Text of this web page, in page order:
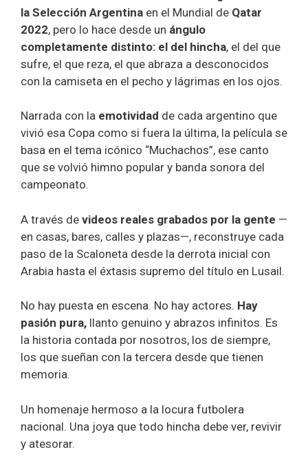
la Selección Argentina en el Mundial de Qatar
2022, pero lo hace desde un ángulo
completamente distinto: el del hincha, el del que
sufre, el que reza, el que abraza a desconocidos
con la camiseta en el pecho y lágrimas en los ojos.
Narrada con la emotividad de cada argentino que
vivió esa Copa como si fuera la última, la película se
basa en el tema icónico “Muchachos”, ese canto
que se volvió himno popular y banda sonora del
campeonato.
A través de videos reales grabados por la gente —
en casas, bares, calles y plazas—, reconstruye cada
paso de la Scaloneta desde la derrota inicial con
Arabia hasta el éxtasis supremo del título en Lusail.
No hay puesta en escena. No hay actores. Hay
pasión pura, llanto genuino y abrazos infinitos. Es
la historia contada por nosotros, los de siempre,
los que sueñan con la tercera desde que tienen
memoria.
Un homenaje hermoso a la locura futbolera
nacional. Una joya que todo hincha debe ver, revivir
y atesorar.